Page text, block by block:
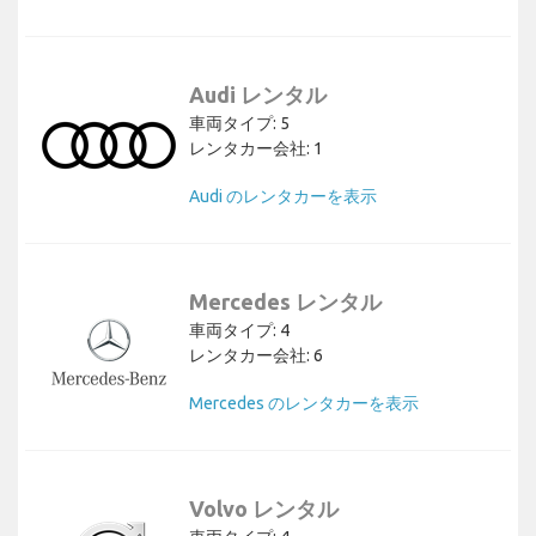
Audi レンタル
車両タイプ: 5
レンタカー会社: 1
Audi のレンタカーを表示
Mercedes レンタル
車両タイプ: 4
レンタカー会社: 6
Mercedes のレンタカーを表示
Volvo レンタル